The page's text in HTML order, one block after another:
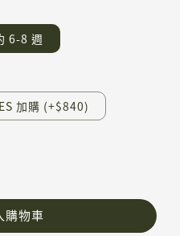
6-8 週
加購 (+$840)
購物車